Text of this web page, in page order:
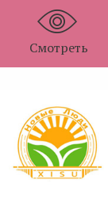
Смотреть